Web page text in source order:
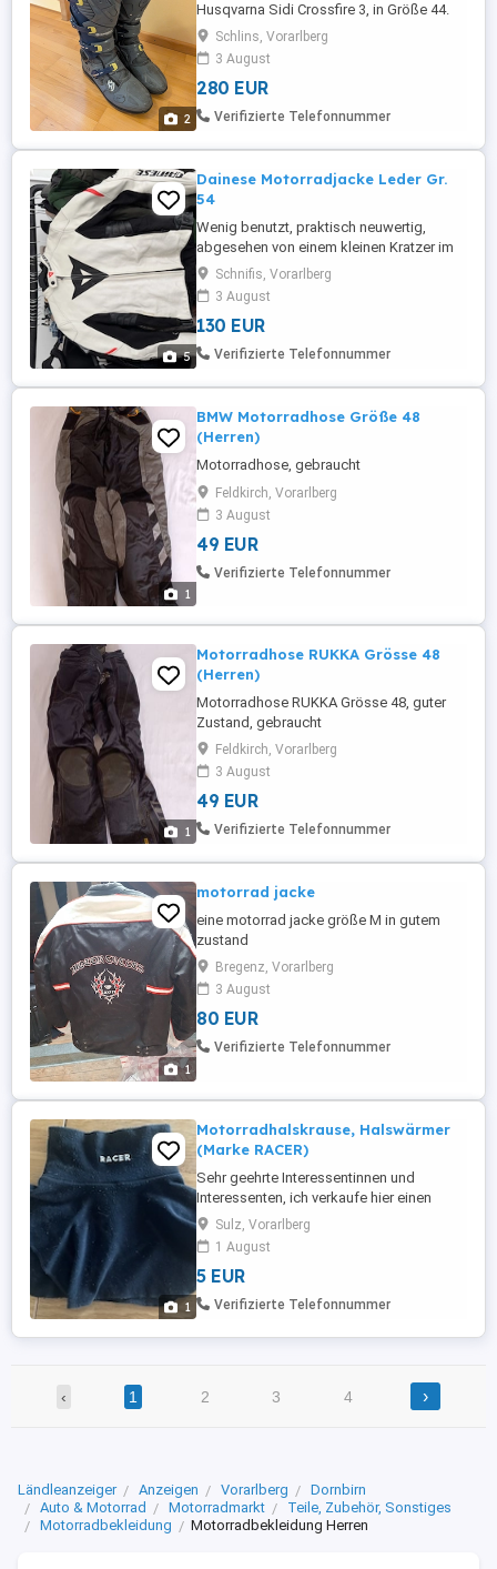
2
Husqvarna Sidi Crossfire 3, in Größe 44.
Sind ca. 2 Jahre alt und in gutem Zustand.
Wurden nur auf der Straße bewegt.
Schlins, Vorarlberg
3 August
280 EUR
Verifizierte Telefonnummer
5
Dainese Motorradjacke Leder Gr.
54
Wenig benutzt, praktisch neuwertig,
abgesehen von einem kleinen Kratzer im
Brustbereich. Ärmel, Kragen, alles top,
siehe Fotos. Protektoren für Ellbogen,
Innenfutter zum rausnehmen. Tasche für
Rückenprotektor. Größe 54, fällt aber
kleiner aus! Abholung - auch wegen
Schnifis, Vorarlberg
3 August
130 EUR
Verifizierte Telefonnummer
1
BMW Motorradhose Größe 48
(Herren)
Motorradhose, gebraucht
Feldkirch, Vorarlberg
3 August
49 EUR
Verifizierte Telefonnummer
1
Motorradhose RUKKA Grösse 48
(Herren)
Motorradhose RUKKA Grösse 48, guter
Zustand, gebraucht
Feldkirch, Vorarlberg
3 August
49 EUR
Verifizierte Telefonnummer
1
motorrad jacke
eine motorrad jacke größe M in gutem
zustand
Bregenz, Vorarlberg
3 August
80 EUR
Verifizierte Telefonnummer
1
Motorradhalskrause, Halswärmer
(Marke RACER)
Sehr geehrte Interessentinnen und
Interessenten, ich verkaufe hier einen
leichte Halskrause für
Motorradausfahrten. Da es ein
Privatverkauf ist, kann ich keine Garantie
oder Rücknahme anbieten. Die Ware kann
gerne besichtigt und abgehollt oder
Preisvorschläge ...
Sulz, Vorarlberg
1 August
5 EUR
Verifizierte Telefonnummer
‹ 1 2 3 4 ›
Ländleanzeiger Anzeigen Vorarlberg
Dornbirn
Auto & Motorrad
Motorradmarkt
Teile, Zubehör, Sonstiges
Motorradbekleidung
Motorradbekleidung Herren